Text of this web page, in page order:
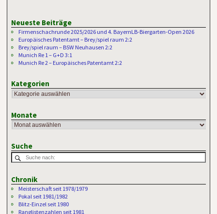
Neueste Beiträge
Firmenschachrunde 2025/2026 und 4. BayernLB-Biergarten-Open 2026
Europäisches Patentamt – Brey/spiel raum 2:2
Brey/spiel raum – BSW Neuhausen 2:2
Munich Re 1 – G+D 3:1
Munich Re 2 – Europäisches Patentamt 2:2
Kategorien
Monate
Suche
Chronik
Meisterschaft seit 1978/1979
Pokal seit 1981/1982
Blitz-Einzel seit 1980
Ranglistenzahlen seit 1981